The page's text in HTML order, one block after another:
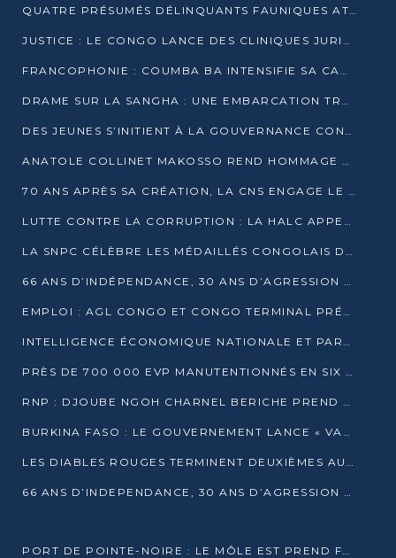
QUATRE PRÉSUMÉS DÉLINQUANTS FAUNIQUES ATTENDUS DEVANT LA JUSTICE POUR TRAFIC D’IVOIRE
JUSTICE : LE CONGO LANCE DES CLINIQUES JURIDIQUES POUR RAPPROCHER LE DROIT DES CITOYENS
FRANCOPHONIE : COUMBA BA INTENSIFIE SA CAMPAGNE POUR LA SUCCESSION À LA TÊTE DE L’OIF
DRAME SUR LA SANGHA : UNE EMBARCATION TRANSPORTANT DES FIDÈLES DE « NZAMBÉ YA L’HUILE » FAIT NAUFRAGE À OUESSO
DES JEUNES S’INITIENT À LA GOUVERNANCE CONTINENTALE À BRAZZAVILLE
ANATOLE COLLINET MAKOSSO REND HOMMAGE À JEAN-PAUL PIGASSE
70 ANS APRÈS SA CRÉATION, LA CNS ENGAGE LE VIRAGE DE LA DIGITALISATION
LUTTE CONTRE LA CORRUPTION : LA HALC APPELLE À PASSER DES DISCOURS AUX ACTES
LA SNPC CÉLÈBRE LES MÉDAILLÉS CONGOLAIS DES OLYMPIADES PANAFRICAINES DE MATHÉMATIQUES 2026
66 ANS D’INDÉPENDANCE, 30 ANS D’AGRESSION RWANDAISE : 4 PRÉSIDENCES, UN ÉCHEC COLLECTIF
EMPLOI : AGL CONGO ET CONGO TERMINAL PRÉSÉLECTIONNENT PLUS DE 70 JEUNES À POINTE-NOIRE
INTELLIGENCE ÉCONOMIQUE NATIONALE ET PARTENARIATS INTERNATIONAUX : VERS UNE DOCTRINE SOUVERAINE DE SÉCURITÉ ÉCONOMIQUE
PRÈS DE 700 000 EVP MANUTENTIONNÉS EN SIX MOIS PAR CONGO TERMINAL
RNP : DJOUBE NGOH CHARNEL BERICHE PREND LES RÊNES DU PARTI
BURKINA FASO : LE GOUVERNEMENT LANCE « VACANCES UTILES 2026 » POUR FORMER LES ÉLÈVES À 15 MÉTIERS
LES DIABLES ROUGES TERMINENT DEUXIÈMES AU CHAMPIONNAT D’AFRIQUE ZONE 3
66 ANS D’INDEPENDANCE, 30 ANS D’AGRESSION RWAN DAISE : 4 PRESIDENCES, UN ECHEC COLLECTIF
PORT DE POINTE-NOIRE : LE MÔLE EST PREND FORME ET VISE LES GÉANTS DES MERS